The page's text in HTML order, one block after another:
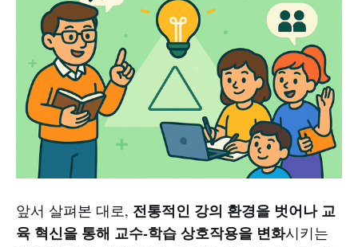
앞서 살펴본 대로, 전통적인 강의 환경을 벗어나 교
육 혁신을 통해 교수-학습 상호작용을 변화시키는